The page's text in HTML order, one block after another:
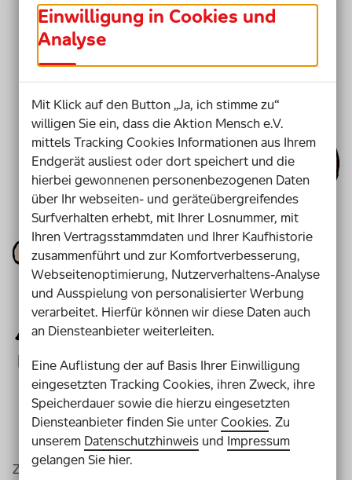
Zum Beispiel:
Einwilligung in Cookies und
Analyse
Mit Klick auf den Button „Ja, ich stimme zu“
willigen Sie ein, dass die Aktion Mensch e.V.
mittels Tracking Cookies Informationen aus Ihrem
Endgerät ausliest oder dort speichert und die
hierbei gewonnenen personenbezogenen Daten
über Ihr webseiten- und geräteübergreifendes
Surfverhalten erhebt, mit Ihrer Losnummer, mit
Ihren Vertragsstammdaten und Ihrer Kaufhistorie
zusammenführt und zur Komfortverbesserung,
Webseitenoptimierung, Nutzerverhaltens-Analyse
und Ausspielung von personalisierter Werbung
verarbeitet. Hierfür können wir diese Daten auch
an Diensteanbieter weiterleiten.
Eine Auflistung der auf Basis Ihrer Einwilligung
eingesetzten Tracking Cookies, ihren Zweck, ihre
Speicherdauer sowie die hierzu eingesetzten
Diensteanbieter finden Sie unterCookies. Zu
unserem Datenschutzhinweis und Impressum
gelangen Sie hier.